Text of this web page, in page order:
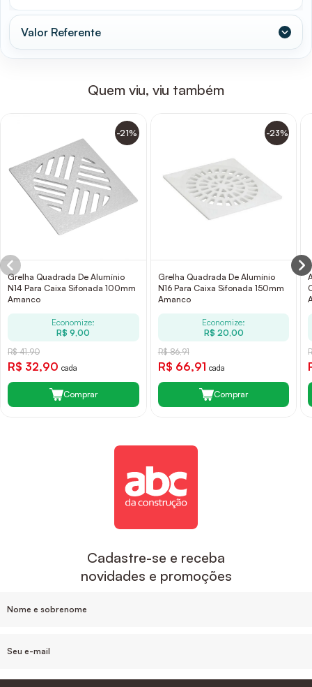
Valor Referente
Quem viu, viu também
-21%
Grelha Quadrada De Alumínio
N14 Para Caixa Sifonada 100mm
Amanco
Economize:
R$ 9,00
R$ 41,90
R$ 32,90 cada
Comprar
-23%
Grelha Quadrada De Alumínio
N16 Para Caixa Sifonada 150mm
Amanco
Economize:
R$ 20,00
R$ 86,91
R$ 66,91 cada
Comprar
Cadastre-se e receba
novidades e promoções